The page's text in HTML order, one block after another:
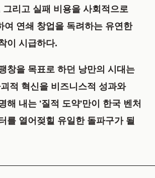
리고 실패 비용을 사회적으로
여 연쇄 창업을 독려하는 유연한
이 시급하다.
창을 목표로 하던 낭만의 시대는
적 혁신을 비즈니스적 성과와
해 내는 '질적 도약'만이 한국 벤처
를 열어젖힐 유일한 돌파구가 될